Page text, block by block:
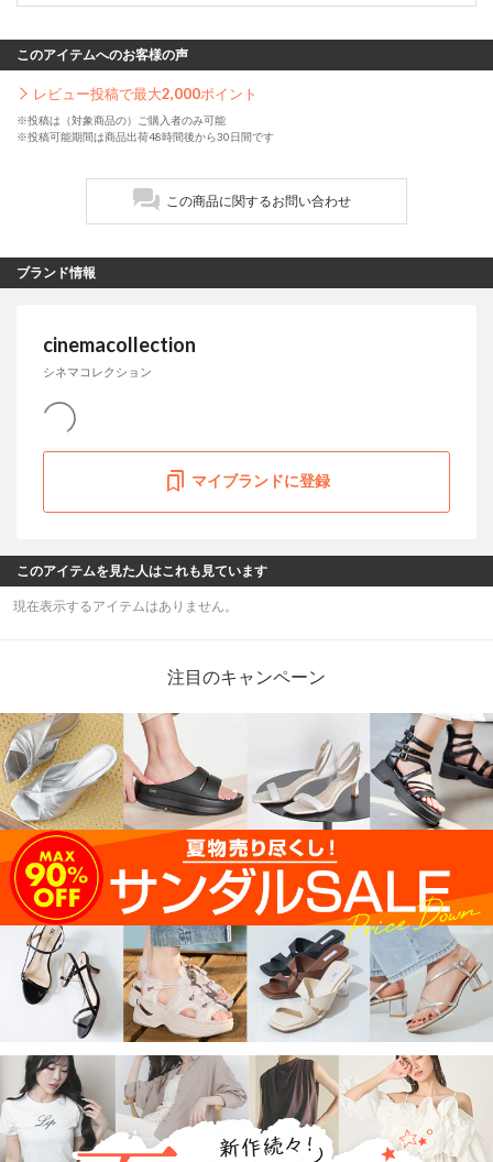
このアイテムへのお客様の声
レビュー投稿で最大2,000ポイント
※投稿は（対象商品の）ご購入者のみ可能
※投稿可能期間は商品出荷48時間後から30日間です
この商品に関するお問い合わせ
ブランド情報
cinemacollection
シネマコレクション
マイブランドに登録
このアイテムを見た人はこれも見ています
現在表示するアイテムはありません。
注目のキャンペーン